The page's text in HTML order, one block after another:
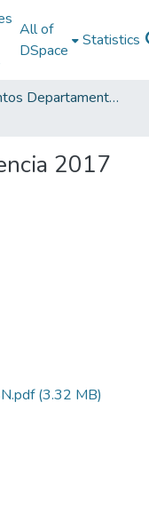
All of
DSpace
Statistics
Documentos Departamentales
2017
(3.32 MB)